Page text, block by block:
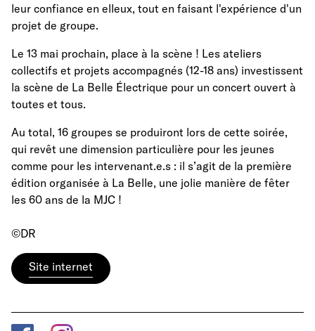
leur confiance en elleux, tout en faisant l'expérience d'un
projet de groupe.
Le 13 mai prochain, place à la scène ! Les ateliers
collectifs et projets accompagnés (12-18 ans) investissent
la scène de La Belle Électrique pour un concert ouvert à
toutes et tous.
Au total, 16 groupes se produiront lors de cette soirée,
qui revêt une dimension particulière pour les jeunes
comme pour les intervenant.e.s : il s’agit de la première
édition organisée à La Belle, une jolie manière de fêter
les 60 ans de la MJC !
©DR
Site internet